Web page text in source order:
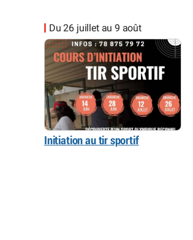
Du 26 juillet au 9 août
Initiation au tir sportif